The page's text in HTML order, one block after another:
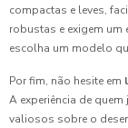
compactas e leves,
robustas e exigem
escolha um modelo
Por fim, não hesite em
A experiência de
valiosos sobre o